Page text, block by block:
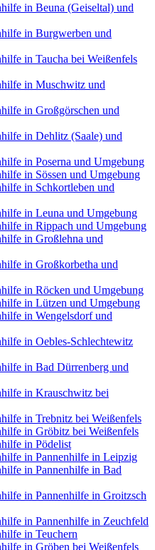
in Beuna (Geiseltal) und
in Burgwerben und
in Taucha bei Weißenfels
in Muschwitz und
in Großgörschen und
in Dehlitz (Saale) und
in Poserna und Umgebung
in Sössen und Umgebung
in Schkortleben und
in Leuna und Umgebung
in Rippach und Umgebung
in Großlehna und
in Großkorbetha und
in Röcken und Umgebung
in Lützen und Umgebung
in Wengelsdorf und
in Oebles-Schlechtewitz
in Bad Dürrenberg und
in Krauschwitz bei
in Trebnitz bei Weißenfels
in Gröbitz bei Weißenfels
in Pödelist
in Pannenhilfe in Leipzig
in Pannenhilfe in Bad
in Pannenhilfe in Groitzsch
in Pannenhilfe in Zeuchfeld
in Teuchern
in Gröben bei Weißenfels